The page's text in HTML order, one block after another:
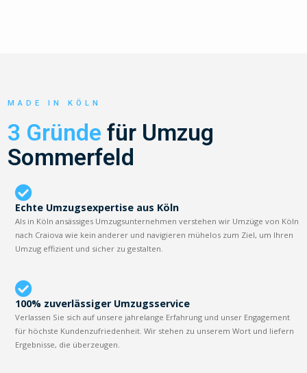
MADE IN KÖLN
3 Gründe für Umzug
Sommerfeld
Echte Umzugsexpertise aus Köln
Als in Köln ansässiges Umzugsunternehmen verstehen wir Umzüge von Köln
nach Craiova wie kein anderer und navigieren mühelos zum Ziel, um Ihren
Umzug effizient und sicher zu gestalten.
100% zuverlässiger Umzugsservice
Verlassen Sie sich auf unsere jahrelange Erfahrung und unser Engagement
für höchste Kundenzufriedenheit. Wir stehen zu unserem Wort und liefern
Ergebnisse, die überzeugen.